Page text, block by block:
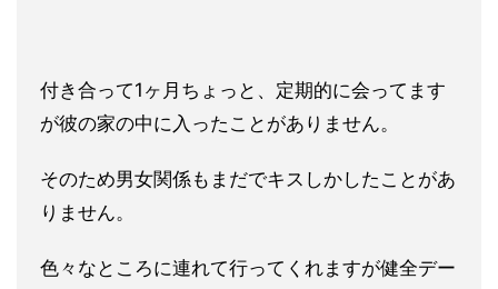
付き合って1ヶ月ちょっと、定期的に会ってます
が彼の家の中に入 ったことがありません。
そのため男女関係もまだでキスしかしたことがあ
りません。
色々な ところに連れて行ってくれますが健全デー